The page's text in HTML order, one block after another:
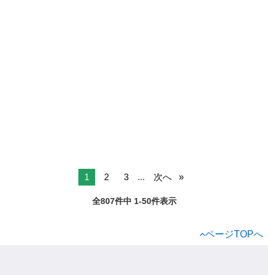
1 2 3 ... 次へ
全807件中 1-50件表示
ページTOPへ